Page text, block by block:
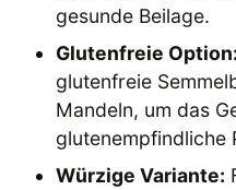
gesunde Beilage.
Glutenfreie Option:
glutenfreie
Mandeln, um das
glutenempfindliche
Würzige Variante: